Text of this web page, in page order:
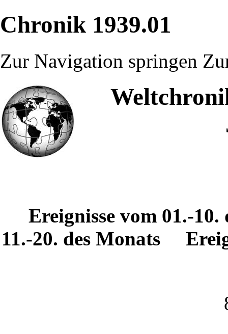
Chronik 1939.01
Zur Navigation springen
Ereignisse vom 01.-10.
11.-20. des Monats